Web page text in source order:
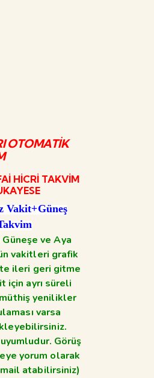
OTOMATİK
HİCRİ TAKVİM
Vakit+Güneş
ve Aya
vakitleri grafik
ileri geri gitme
için ayrı süreli
yenilikler
varsa
Görüş
yorum olarak
atabilirsiniz)